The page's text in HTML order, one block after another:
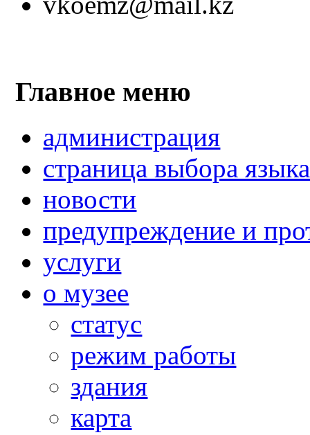
Главное меню
администрация
страница выбора языка
новости
предупреждение и
услуги
о музее
статус
режим работы
здания
карта